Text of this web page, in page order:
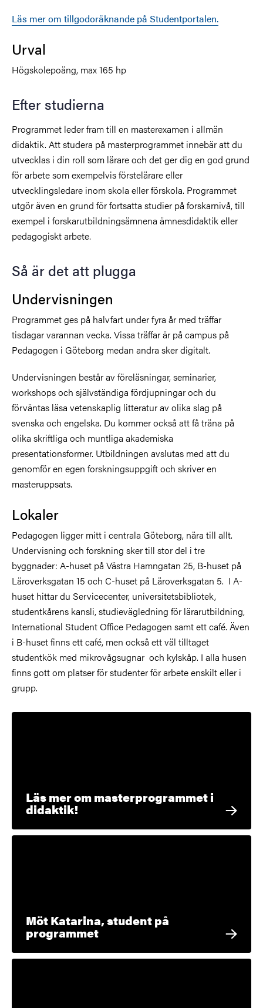
Läs mer om tillgodoräknande på Studentportalen.
Urval
Högskolepoäng, max 165 hp
Efter studierna
Programmet leder fram till en masterexamen i allmän
didaktik. Att studera på masterprogrammet innebär att du
utvecklas i din roll som lärare och det ger dig en god grund
för arbete som exempelvis förstelärare eller
utvecklingsledare inom skola eller förskola. Programmet
utgör även en grund för fortsatta studier på forskarnivå, till
exempel i forskarutbildningsämnena ämnesdidaktik eller
pedagogiskt arbete.
Så är det att plugga
Undervisningen
Programmet ges på halvfart under fyra år med träffar
tisdagar varannan vecka. Vissa träffar är på campus på
Pedagogen i Göteborg medan andra sker digitalt.
Undervisningen består av föreläsningar, seminarier,
workshops och självständiga fördjupningar och du
förväntas läsa vetenskaplig litteratur av olika slag på
svenska och engelska. Du kommer också att få träna på
olika skriftliga och muntliga akademiska
presentationsformer. Utbildningen avslutas med att du
genomför en egen forskningsuppgift och skriver en
masteruppsats.
Lokaler
Pedagogen ligger mitt i centrala Göteborg, nära till allt.
Undervisning och forskning sker till stor del i tre
byggnader: A-huset på Västra Hamngatan 25, B-huset på
Läroverksgatan 15 och C-huset på Läroverksgatan 5. I A-
huset hittar du Servicecenter, universitetsbibliotek,
studentkårens kansli, studievägledning för lärarutbildning,
International Student Office Pedagogen samt ett café. Även
i B-huset finns ett café, men också ett väl tilltaget
studentkök med mikrovågsugnar och kylskåp. I alla husen
finns gott om platser för studenter för arbete enskilt eller i
grupp.
Läs mer om masterprogrammet i
didaktik!
Möt Katarina, student på
programmet